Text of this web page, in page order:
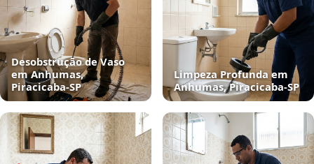
Desobstrução de Vaso
em Anhumas,
Piracicaba‑SP
Limpeza Profunda em
Anhumas, Piracicaba‑SP